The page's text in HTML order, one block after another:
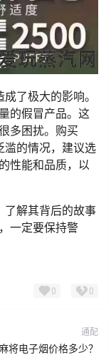
了极大的影响。
的假冒产品。这
多困扰。购买
滥的情况，建议选
性能和品质，以
了解其背后的故事
一定要保持警
0 0
通配
将电子烟价格多少？